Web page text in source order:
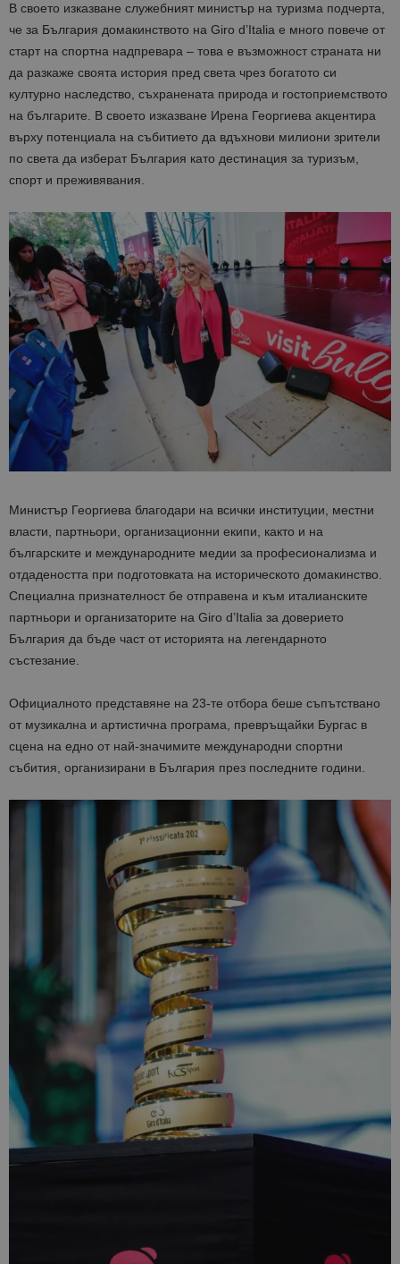
В своето изказване служебният министър на туризма подчерта,
че за България домакинството на Giro d’Italia е много повече от
старт на спортна надпревара – това е възможност страната ни
да разкаже своята история пред света чрез богатото си
културно наследство, съхранената природа и гостоприемството
на българите. В своето изказване Ирена Георгиева акцентира
върху потенциала на събитието да вдъхнови милиони зрители
по света да изберат България като дестинация за туризъм,
спорт и преживявания.
Министър Георгиева благодари на всички институции, местни
власти, партньори, организационни екипи, както и на
българските и международните медии за професионализма и
отдадеността при подготовката на историческото домакинство.
Специална признателност бе отправена и към италианските
партньори и организаторите на Giro d’Italia за доверието
България да бъде част от историята на легендарното
състезание.
Официалното представяне на 23-те отбора беше съпътствано
от музикална и артистична програма, превръщайки Бургас в
сцена на едно от най-значимите международни спортни
събития, организирани в България през последните години.